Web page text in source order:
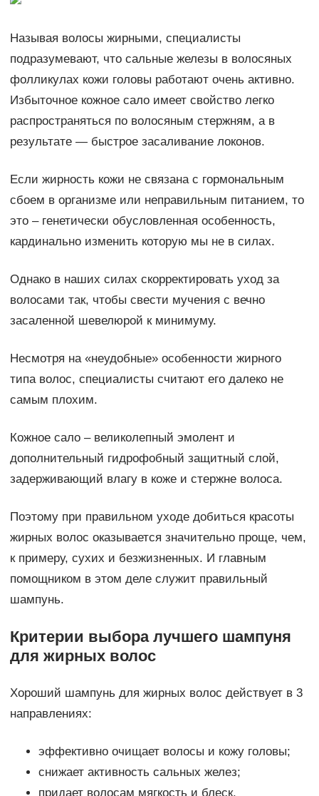
Называя волосы жирными, специалисты
подразумевают, что сальные железы в волосяных
фолликулах кожи головы работают очень активно.
Избыточное кожное сало имеет свойство легко
распространяться по волосяным стержням, а в
результате — быстрое засаливание локонов.
Если жирность кожи не связана с гормональным
сбоем в организме или неправильным питанием, то
это – генетически обусловленная особенность,
кардинально изменить которую мы не в силах.
Однако в наших силах скорректировать уход за
волосами так, чтобы свести мучения с вечно
засаленной шевелюрой к минимуму.
Несмотря на «неудобные» особенности жирного
типа волос, специалисты считают его далеко не
самым плохим.
Кожное сало – великолепный эмолент и
дополнительный гидрофобный защитный слой,
задерживающий влагу в коже и стержне волоса.
Поэтому при правильном уходе добиться красоты
жирных волос оказывается значительно проще, чем,
к примеру, сухих и безжизненных. И главным
помощником в этом деле служит правильный
шампунь.
Критерии выбора лучшего шампуня
для жирных волос
Хороший шампунь для жирных волос действует в 3
направлениях:
эффективно очищает волосы и кожу головы;
снижает активность сальных желез;
придает волосам мягкость и блеск,